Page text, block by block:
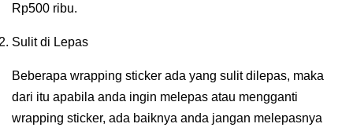
Rp500 ribu.
Sulit di Lepas
Beberapa wrapping sticker ada yang sulit dilepas, maka
dari itu apabila anda ingin melepas atau mengganti
wrapping sticker, ada baiknya anda jangan melepasnya